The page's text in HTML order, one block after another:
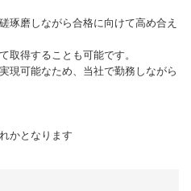
琢磨しながら合格に向けて高め合え
取得することも可能です。
現可能なため、当社で勤務しながら
かとなります